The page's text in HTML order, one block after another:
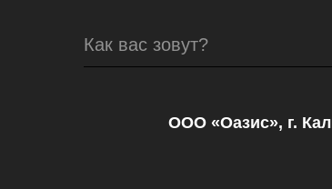
Как вас зовут?
ООО «Оазис», г.